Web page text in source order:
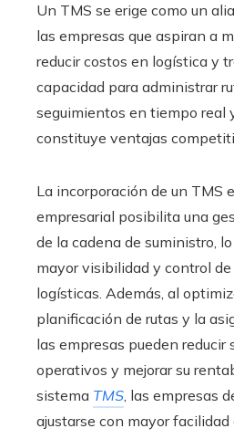
Un TMS se erige como un
las empresas que aspiran a
reducir costos en logística y
capacidad para administrar
seguimientos en tiempo real
constituye ventajas
La incorporación de un TMS
empresarial posibilita una
de la cadena de suministro,
mayor visibilidad y control
logísticas. Además, al
planificación de rutas y la
las empresas pueden reducir
operativos y mejorar su
sistema TMS, las empresas
ajustarse con mayor